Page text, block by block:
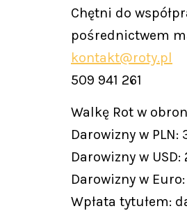
Chętni do
pośrednictwem
kontakt@roty.pl
509 941 261
Walkę Rot w
Darowizny w PLN:
Darowizny w
Darowizny w
Wpłata tytułem: